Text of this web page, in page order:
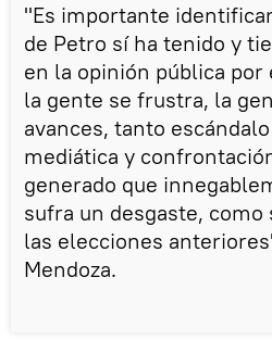
"Es importante
de Petro sí ha tenido y
en la opinión pública por
la gente se frustra, la
avances, tanto
mediática y
generado que
sufra un desgaste,
las elecciones
Mendoza.